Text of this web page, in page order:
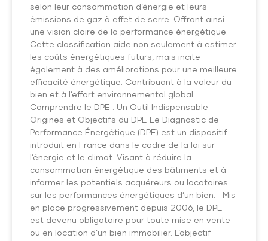
selon leur consommation d’énergie et leurs
émissions de gaz à effet de serre. Offrant ainsi
une vision claire de la performance énergétique.
Cette classification aide non seulement à estimer
les coûts énergétiques futurs, mais incite
également à des améliorations pour une meilleure
efficacité énergétique. Contribuant à la valeur du
bien et à l’effort environnemental global.
Comprendre le DPE : Un Outil Indispensable
Origines et Objectifs du DPE Le Diagnostic de
Performance Énergétique (DPE) est un dispositif
introduit en France dans le cadre de la loi sur
l’énergie et le climat. Visant à réduire la
consommation énergétique des bâtiments et à
informer les potentiels acquéreurs ou locataires
sur les performances énergétiques d’un bien. Mis
en place progressivement depuis 2006, le DPE
est devenu obligatoire pour toute mise en vente
ou en location d’un bien immobilier. L’objectif